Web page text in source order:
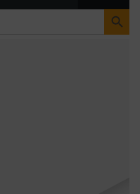
Search Button